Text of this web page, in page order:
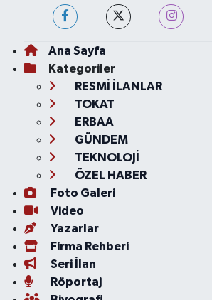
Ana Sayfa
Kategoriler
RESMİ İLANLAR
TOKAT
ERBAA
GÜNDEM
TEKNOLOJİ
ÖZEL HABER
Foto Galeri
Video
Yazarlar
Firma Rehberi
Seri İlan
Röportaj